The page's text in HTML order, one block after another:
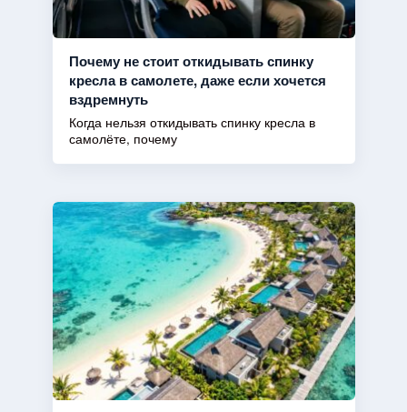
Почему не стоит откидывать спинку
кресла в самолете, даже если хочется
вздремнуть
Когда нельзя откидывать спинку кресла в
самолёте, почему